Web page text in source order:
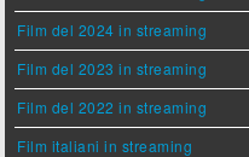
Film del 2024 in streaming
Film del 2023 in streaming
Film del 2022 in streaming
Film italiani in streaming